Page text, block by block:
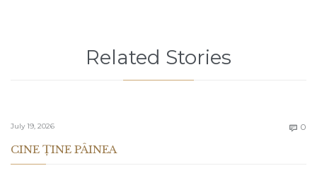
Related Stories
July 19, 2026  0
CINE ȚINE PÂINEA